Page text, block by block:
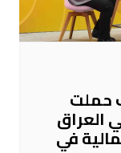
2026 كيف حملت
العراق
في